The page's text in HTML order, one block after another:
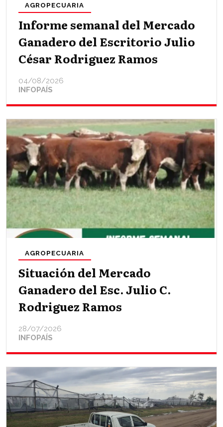
Informe semanal del Mercado
Ganadero del Escritorio Julio
César Rodriguez Ramos
INFOPAÍS
AGROPECUARIA
04/08/2026
Situación del Mercado
Ganadero del Esc. Julio C.
Rodriguez Ramos
INFOPAÍS
AGROPECUARIA
28/07/2026